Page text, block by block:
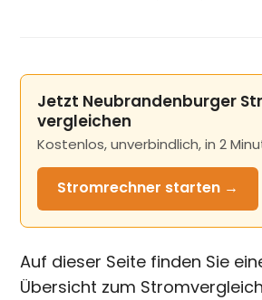
Jetzt Neubrandenburger
vergleichen
Kostenlos, unverbindlich, in 2
Stromrechner starten →
Auf dieser Seite finden Sie
Übersicht zum